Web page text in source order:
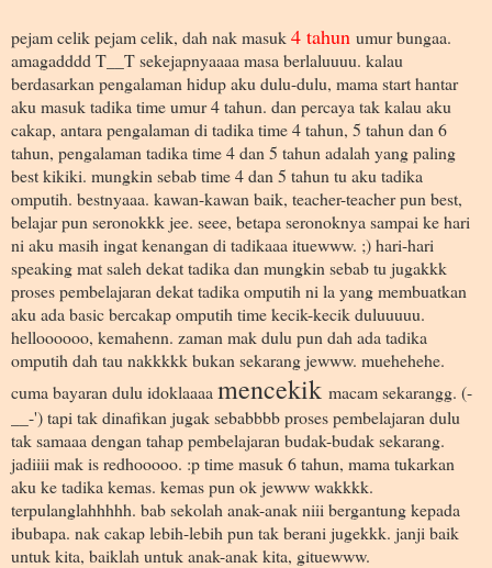
pejam celik pejam celik, dah nak masuk4 tahun umur bungaa.
amagadddd T__T sekejapnyaaaa masa berlaluuuu. kalau
berdasarkan pengalaman hidup aku dulu-dulu, mama start hantar
aku masuk tadika time umur 4 tahun. dan percaya tak kalau aku
cakap, antara pengalaman di tadika time 4 tahun, 5 tahun dan 6
tahun, pengalaman tadika time 4 dan 5 tahun adalah yang paling
best kikiki. mungkin sebab time 4 dan 5 tahun tu aku tadika
omputih. bestnyaaa. kawan-kawan baik, teacher-teacher pun best,
belajar pun seronokkk jee. seee, betapa seronoknya sampai ke hari
ni aku masih ingat kenangan di tadikaaa ituewww. ;) hari-hari
speaking mat saleh dekat tadika dan mungkin sebab tu jugakkk
proses pembelajaran dekat tadika omputih ni la yang membuatkan
aku ada basic bercakap omputih time kecik-kecik duluuuuu.
helloooooo, kemahenn. zaman mak dulu pun dah ada tadika
omputih dah tau nakkkkk bukan sekarang jewww. muehehehe.
cuma bayaran dulu idoklaaaa mencekik macam sekarangg. (-
__-') tapi tak dinafikan jugak sebabbbb proses pembelajaran dulu
tak samaaa dengan tahap pembelajaran budak-budak sekarang.
jadiiii mak is redhooooo. :p time masuk 6 tahun, mama tukarkan
aku ke tadika kemas. kemas pun ok jewww wakkkk.
terpulanglahhhhh. bab sekolah anak-anak niii bergantung kepada
ibubapa. nak cakap lebih-lebih pun tak berani jugekkk. janji baik
untuk kita, baiklah untuk anak-anak kita, gituewww.